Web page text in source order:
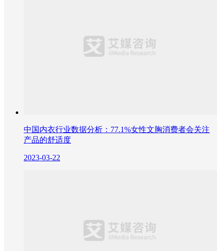
中国内衣行业数据分析：77.1%女性文胸消费者会关注
产品的舒适度
2023-03-22